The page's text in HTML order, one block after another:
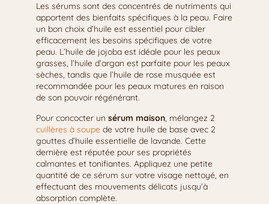
Les sérums sont des concentrés de nutriments qui
apportent des bienfaits spécifiques à la peau. Faire
un bon choix d’huile est essentiel pour cibler
efficacement les besoins spécifiques de votre
peau. L’huile de jojoba est idéale pour les peaux
grasses, l’huile d’argan est parfaite pour les peaux
sèches, tandis que l’huile de rose musquée est
recommandée pour les peaux matures en raison
de son pouvoir régénérant.
Pour concocter un sérum maison, mélangez 2
cuillères à soupe de votre huile de base avec 2
gouttes d’huile essentielle de lavande. Cette
dernière est réputée pour ses propriétés
calmantes et tonifiantes. Appliquez une petite
quantité de ce sérum sur votre visage nettoyé, en
effectuant des mouvements délicats jusqu’à
absorption complète.